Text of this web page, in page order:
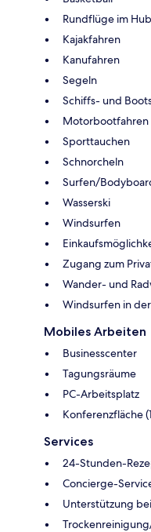
Rundflüge im
Kajakfahren
Kanufahren
Segeln
Schiffs- und
Motorbootfahren
Sporttauchen
Schnorcheln
Surfen/
Wasserski
Windsurfen
Zugang zum
Wander- und
Windsurfen in
Mobiles Arbeiten
Businesscenter
Tagungsräume
PC-Arbeitsplatz
Konferenzfläche
Services
24-Stunden-
Concierge-
Unterstützung